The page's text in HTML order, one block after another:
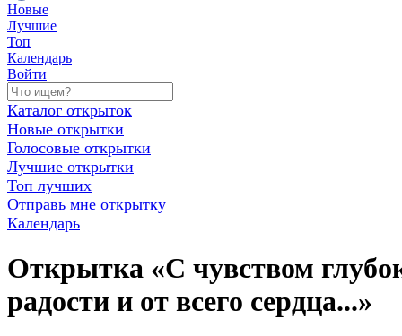
Новые
Лучшие
Топ
Календарь
Войти
Каталог открыток
Новые открытки
Голосовые открытки
Лучшие открытки
Топ лучших
Отправь мне открытку
Календарь
Открытка «С чувством
радости и от всего сердца...»